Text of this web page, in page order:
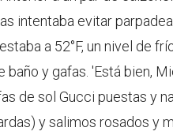
intentaba evitar
a 52°F, un nivel de
baño y gafas. 'Está bien,
de sol Gucci puestas y
y salimos rosados ​​y